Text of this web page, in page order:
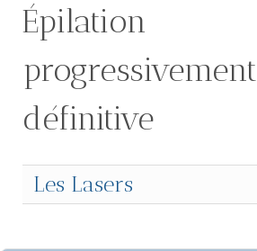
Épilation
progressivement
définitive
Les Lasers